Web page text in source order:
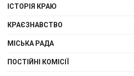
ІСТОРІЯ КРАЮ
КРАЄЗНАВСТВО
МІСЬКА РАДА
ПОСТІЙНІ КОМІСІЇ